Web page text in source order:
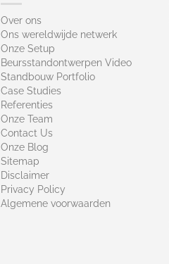
Over ons
Ons wereldwijde netwerk
Onze Setup
Beursstandontwerpen Video
Standbouw Portfolio
Case Studies
Referenties
Onze Team
Contact Us
Onze Blog
Sitemap
Disclaimer
Privacy Policy
Algemene voorwaarden